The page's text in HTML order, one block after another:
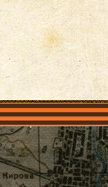
Галерея О нас